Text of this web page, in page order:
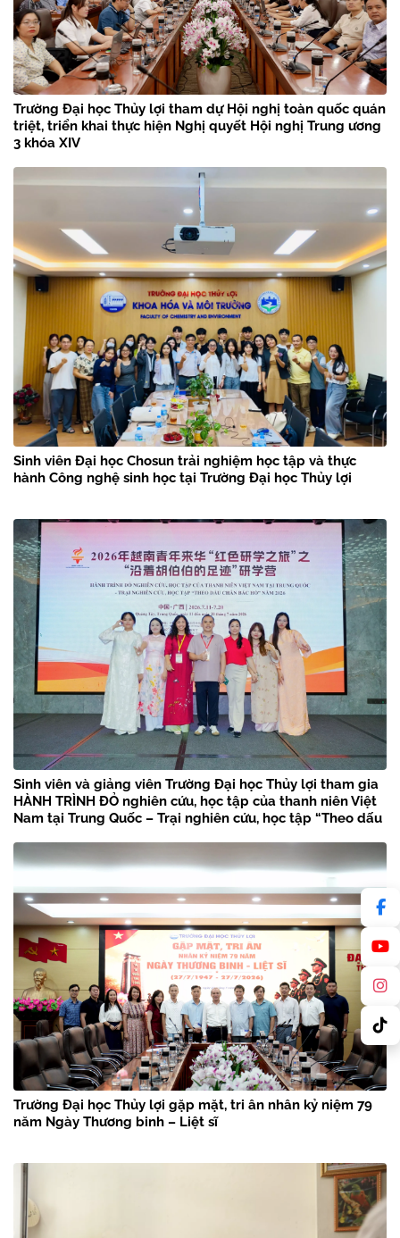
Trường Đại học Thủy lợi tham dự Hội nghị toàn quốc quán
triệt, triển khai thực hiện Nghị quyết Hội nghị Trung ương
3 khóa XIV
Sinh viên Đại học Chosun trải nghiệm học tập và thực
hành Công nghệ sinh học tại Trường Đại học Thủy lợi
Sinh viên và giảng viên Trường Đại học Thủy lợi tham gia
HÀNH TRÌNH ĐỎ nghiên cứu, học tập của thanh niên Việt
Nam tại Trung Quốc – Trại nghiên cứu, học tập “Theo dấu
Trường Đại học Thủy lợi gặp mặt, tri ân nhân kỷ niệm 79
năm Ngày Thương binh – Liệt sĩ